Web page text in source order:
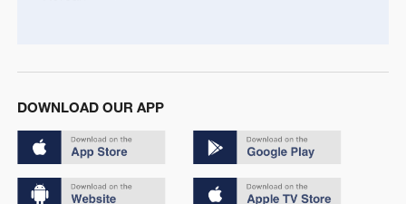
DOWNLOAD OUR APP